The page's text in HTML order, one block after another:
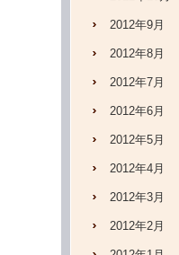
2012年9月
2012年8月
2012年7月
2012年6月
2012年5月
2012年4月
2012年3月
2012年2月